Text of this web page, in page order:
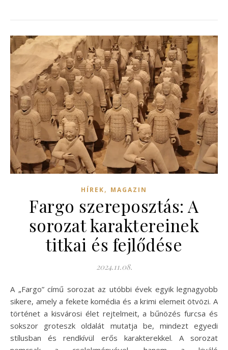
HÍREK, MAGAZIN
Fargo szereposztás: A
sorozat karaktereinek
titkai és fejlődése
2024.11.08.
A „Fargo” című sorozat az utóbbi évek egyik legnagyobb
sikere, amely a fekete komédia és a krimi elemeit ötvözi. A
történet a kisvárosi élet rejtelmeit, a bűnözés furcsa és
sokszor groteszk oldalát mutatja be, mindezt egyedi
stílusban és rendkívül erős karakterekkel. A sorozat